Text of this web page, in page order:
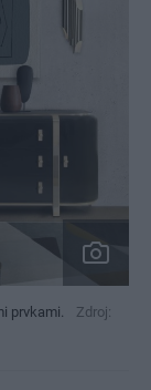
prvkami.
Zdroj: